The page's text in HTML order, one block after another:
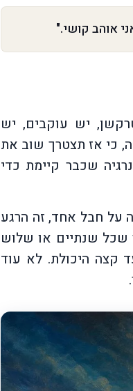
אוהב קושי."
יש עוקבים, יש
כי אז תצטרך שוב את
שכבר קיימת כדי
על חבל אחד, זה הרגע
שנתיים או שלוש
קצה היכולת. לא עוד